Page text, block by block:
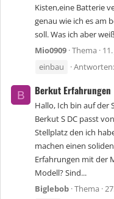
Kisten,eine Batterie
genau wie ich es am
soll. Was ich aber
Mio0909 Thema
einbau
B Berkut Erfahrungen
Hallo, Ich bin auf der
Berkut S DC passt
Stellplatz den ich
machen einen
Erfahrungen mit der
Modell? Sind...
Biglebob Thema